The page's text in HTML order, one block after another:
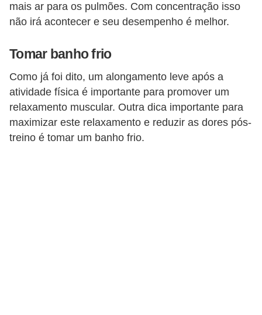
mais ar para os pulmões. Com concentração isso
não irá acontecer e seu desempenho é melhor.
Tomar banho frio
Como já foi dito, um alongamento leve após a
atividade física é importante para promover um
relaxamento muscular. Outra dica importante para
maximizar este relaxamento e reduzir as dores pós-
treino é tomar um banho frio.